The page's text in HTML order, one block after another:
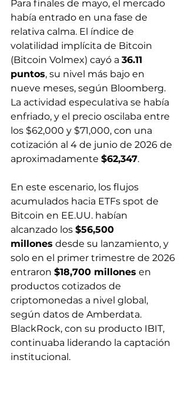
Para finales de mayo, el mercado
había entrado en una fase de
relativa calma. El índice de
volatilidad implícita de Bitcoin
(Bitcoin Volmex) cayó a 36.11
puntos, su nivel más bajo en
nueve meses, según Bloomberg.
La actividad especulativa se había
enfriado, y el precio oscilaba entre
los $62,000 y $71,000, con una
cotización al 4 de junio de 2026 de
aproximadamente $62,347.
En este escenario, los flujos
acumulados hacia ETFs spot de
Bitcoin en EE.UU. habían
alcanzado los $56,500
millones desde su lanzamiento, y
solo en el primer trimestre de 2026
entraron $18,700 millones en
productos cotizados de
criptomonedas a nivel global,
según datos de Amberdata.
BlackRock, con su producto IBIT,
continuaba liderando la captación
institucional.